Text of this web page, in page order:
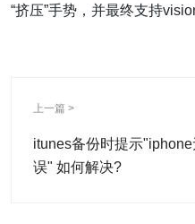
“挤压”手势，并最终支持
上一篇 >
itunes备份时提示
误" 如何解决?